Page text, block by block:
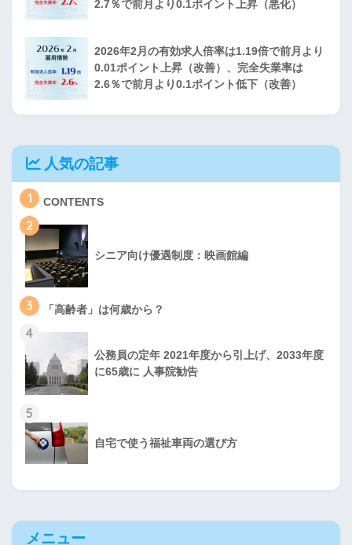
2.7％で前月より0.1ポイント上昇（悪化）
2026年2月の有効求人倍率は1.19倍で前月より
0.01ポイント上昇（改善）、完全失業率は
2.6％で前月より0.1ポイント低下（改善）
人気の記事
1 CONTENTS
2
シニア向け優遇制度：映画館編
3 「高齢者」は何歳から？
4
公務員の定年 2021年度から引上げ、2033年度
に65歳に 人事院勧告
5
自宅で使う福祉車両の選び方
メニュー